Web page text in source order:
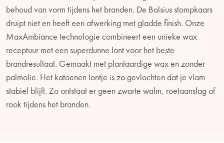
behoud van vorm tijdens het branden. De Bolsius stompkaars
druipt niet en heeft een afwerking met gladde finish. Onze
MaxAmbiance technologie combineert een unieke wax
receptuur met een superdunne lont voor het beste
brandresultaat. Gemaakt met plantaardige wax en zonder
palmolie. Het katoenen lontje is zo gevlochten dat je vlam
stabiel blijft. Zo ontstaat er geen zwarte walm, roetaanslag of
rook tijdens het branden.